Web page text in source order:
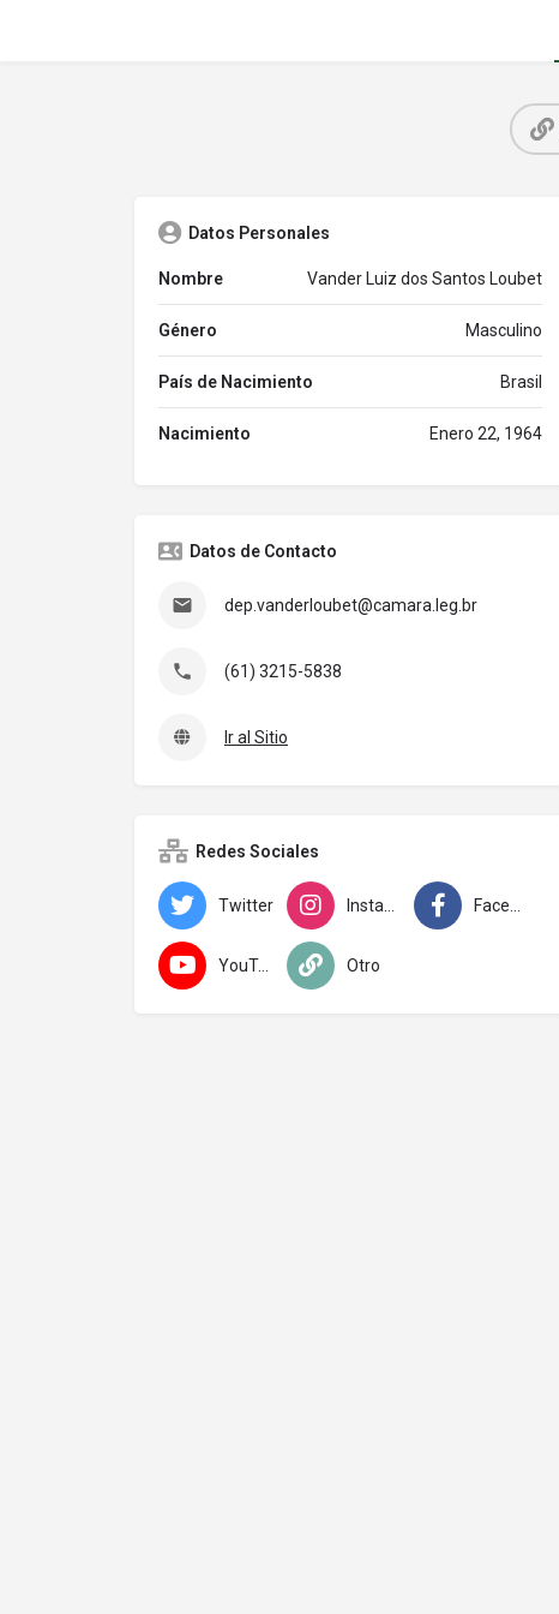
Datos Personales
Nombre Vander Luiz dos Santos Loubet
Género Masculino
País de Nacimiento Brasil
Nacimiento Enero 22, 1964
Datos de Contacto
dep.vanderloubet@camara.leg.br
(61) 3215-5838
Ir al Sitio
Redes Sociales
Twitter
YouTube Otro